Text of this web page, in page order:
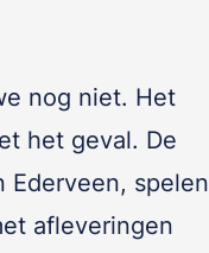
nog niet. Het
het geval. De
Ederveen, spelen
afleveringen